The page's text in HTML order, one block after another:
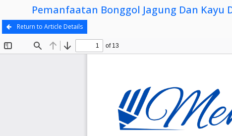
Pemanfaatan Bonggol Jagung Dan
Return to Article Details